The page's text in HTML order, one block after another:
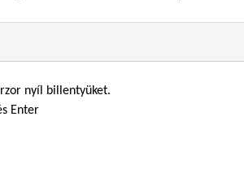
nyíl billentyüket.
Enter